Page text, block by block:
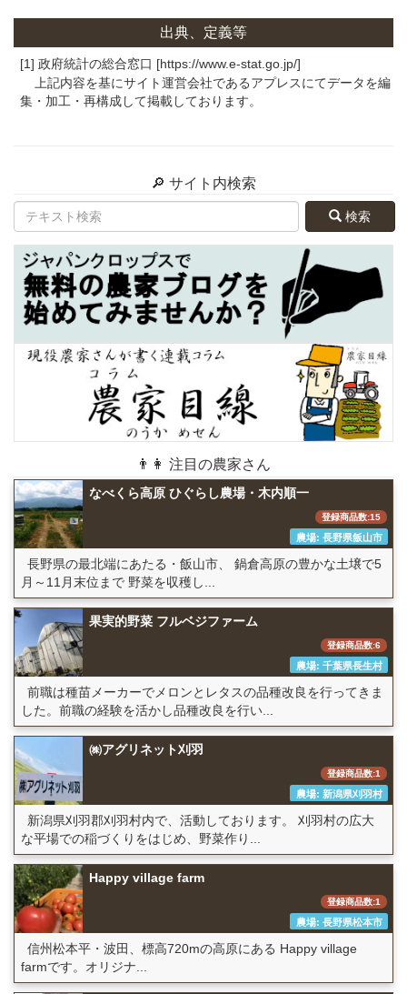
出典、定義等
[1] 政府統計の総合窓口 [https://www.e-stat.go.jp/]
上記内容を基にサイト運営会社であるアプレスにてデータを編
集・加工・再構成して掲載しております。
🔎 サイト内検索
検索
👨👩 注目の農家さん
なべくら高原 ひぐらし農場・木内順一
登録商品数:15
農場: 長野県飯山市
長野県の最北端にあたる・飯山市、 鍋倉高原の豊かな土壌で5
月～11月末位まで 野菜を収穫し...
果実的野菜 フルベジファーム
登録商品数:6
農場: 千葉県長生村
前職は種苗メーカーでメロンとレタスの品種改良を行ってきま
した。前職の経験を活かし品種改良を行い...
㈱アグリネット刈羽
登録商品数:1
農場: 新潟県刈羽村
新潟県刈羽郡刈羽村内で、活動しております。 刈羽村の広大
な平場での稲づくりをはじめ、野菜作り...
Happy village farm
登録商品数:1
農場: 長野県松本市
信州松本平・波田、標高720mの高原にある Happy village
farmです。オリジナ...